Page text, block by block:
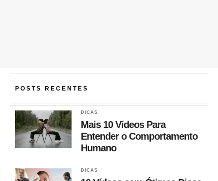
POSTS RECENTES
DICAS
Mais 10 Vídeos Para
Entender o Comportamento
Humano
DICAS